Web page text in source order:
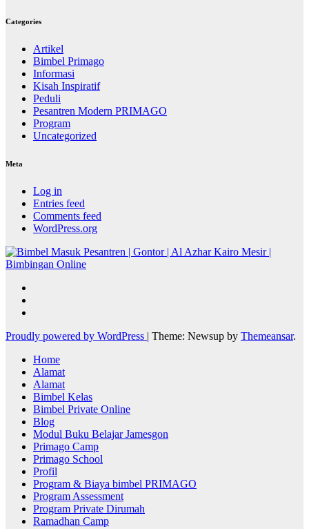
Categories
Artikel
Bimbel Primago
Informasi
Kisah Inspiratif
Peduli
Pesantren Modern PRIMAGO
Program
Uncategorized
Meta
Log in
Entries feed
Comments feed
WordPress.org
Proudly powered by WordPress | Theme: Newsup by Themeansar.
Home
Alamat
Alamat
Bimbel Kelas
Bimbel Private Online
Blog
Modul Buku Belajar Jamesgon
Primago Camp
Primago School
Profil
Program & Biaya bimbel PRIMAGO
Program Assessment
Program Private Dirumah
Ramadhan Camp